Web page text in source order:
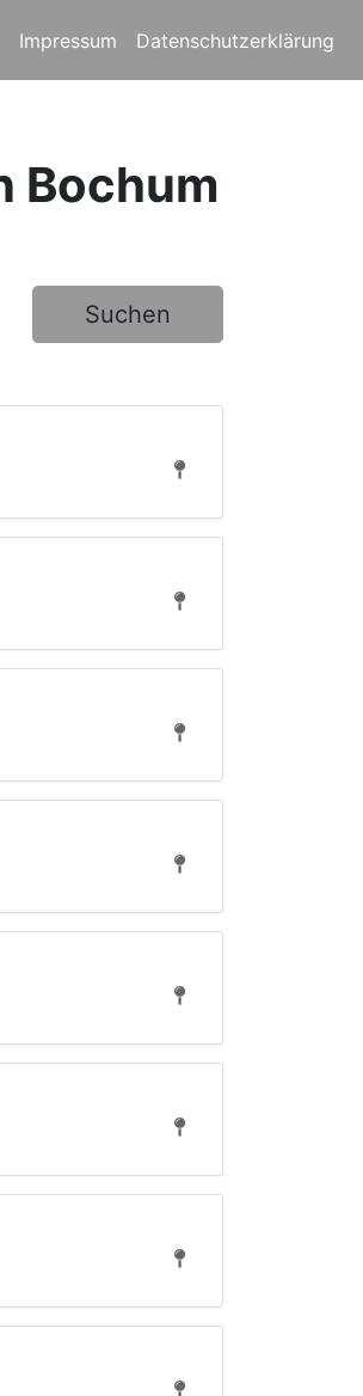
Impressum Datenschutzerklärung
Bochum
Suchen